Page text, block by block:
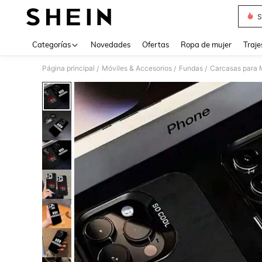
Categorías Novedades Ofertas Ropa de mujer
Página principal / Móviles & Accesorios / Fundas / Carcasas para